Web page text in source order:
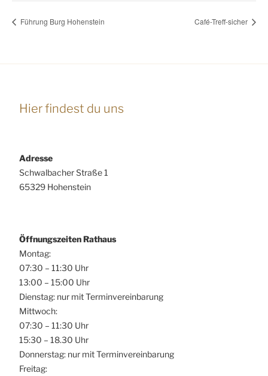
Führung Burg Hohenstein Café-Treff-sicher
Hier findest du uns
Adresse
Schwalbacher Straße 1
65329 Hohenstein
Öffnungszeiten Rathaus
Montag:
07:30 – 11:30 Uhr
13:00 – 15:00 Uhr
Dienstag: nur mit Terminvereinbarung
Mittwoch:
07:30 – 11:30 Uhr
15:30 – 18.30 Uhr
Donnerstag: nur mit Terminvereinbarung
Freitag: